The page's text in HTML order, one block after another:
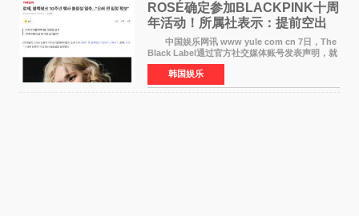
ROSÉ确定参加BLACKPINK十周
年活动！所属社表示：提前空出
了时间
中国娱乐网讯 www yule com cn 7日，The
Black Label通过官方社交媒体账号发表声明，就
近期网络上关于ROS&Eacute;个人行程及是否参
加BLACKPINK出道纪念活动的种种猜测作出正
式回应。 Th
韩国娱乐